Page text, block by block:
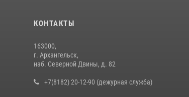
КОНТАКТЫ
163000,
г. Архангельск,
наб. Северной Двины, д. 82
+7(8182) 20-12-90 (дежурная служба)